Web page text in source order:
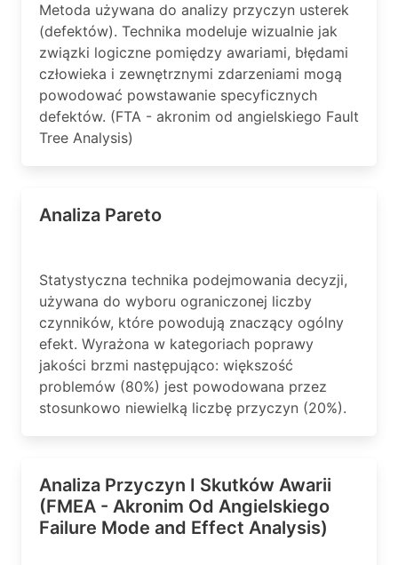
Metoda używana do analizy przyczyn usterek
(defektów). Technika modeluje wizualnie jak
związki logiczne pomiędzy awariami, błędami
człowieka i zewnętrznymi zdarzeniami mogą
powodować powstawanie specyficznych
defektów. (FTA - akronim od angielskiego Fault
Tree Analysis)
Analiza Pareto
Statystyczna technika podejmowania decyzji,
używana do wyboru ograniczonej liczby
czynników, które powodują znaczący ogólny
efekt. Wyrażona w kategoriach poprawy
jakości brzmi następująco: większość
problemów (80%) jest powodowana przez
stosunkowo niewielką liczbę przyczyn (20%).
Analiza Przyczyn I Skutków Awarii
(FMEA - Akronim Od Angielskiego
Failure Mode and Effect Analysis)